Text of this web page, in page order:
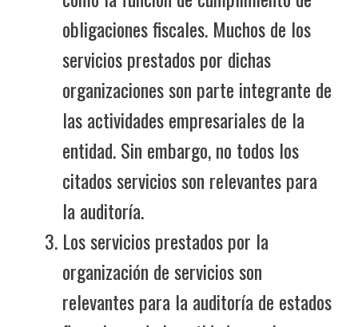
obligaciones fiscales. Muchos de los
servicios prestados por dichas
organizaciones son parte integrante de
las actividades empresariales de la
entidad. Sin embargo, no todos los
citados servicios son relevantes para
la auditoría.
Los servicios prestados por la
organización de servicios son
relevantes para la auditoría de estados